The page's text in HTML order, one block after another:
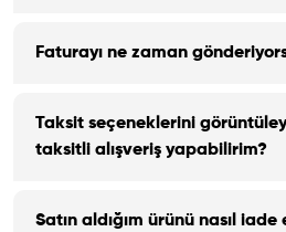
Faturayı ne zaman
Taksit seçeneklerini
taksitli alışveriş yapabilirim?
Satın aldığım ürünü nasıl